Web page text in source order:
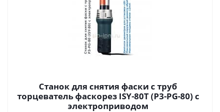
Станок для снятия фаски с труб
торцеватель фаскорез ISY-80T (P3-PG-80) с
электроприводом